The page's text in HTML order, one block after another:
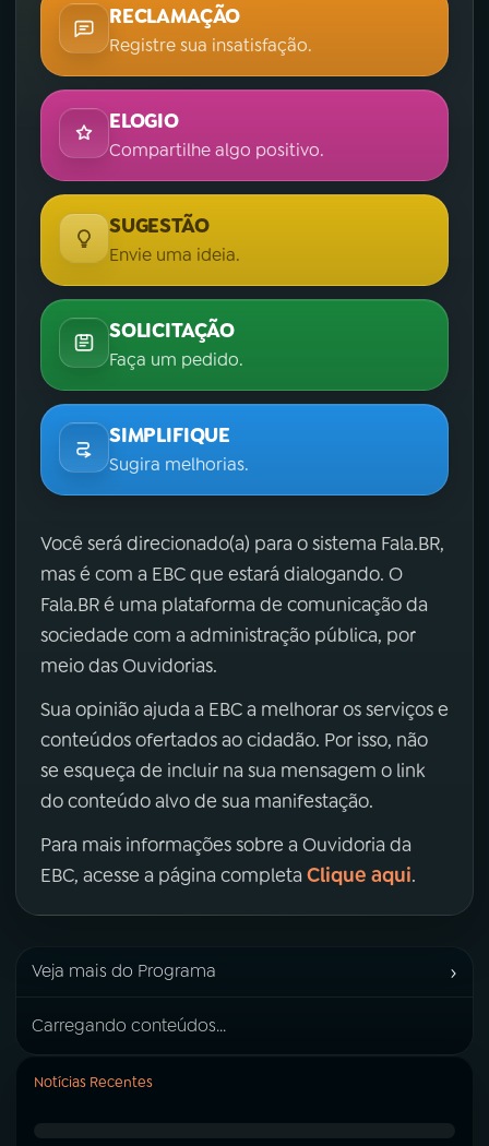
RECLAMAÇÃO
Registre sua insatisfação.
ELOGIO
Compartilhe algo positivo.
SUGESTÃO
Envie uma ideia.
SOLICITAÇÃO
Faça um pedido.
SIMPLIFIQUE
Sugira melhorias.
Você será direcionado(a) para o sistema Fala.BR,
mas é com a EBC que estará dialogando. O
Fala.BR é uma plataforma de comunicação da
sociedade com a administração pública, por
meio das Ouvidorias.
Sua opinião ajuda a EBC a melhorar os serviços e
conteúdos ofertados ao cidadão. Por isso, não
se esqueça de incluir na sua mensagem o link
do conteúdo alvo de sua manifestação.
Para mais informações sobre a Ouvidoria da
EBC, acesse a página completa Clique aqui.
Veja mais do Programa ›
Carregando conteúdos...
Notícias Recentes